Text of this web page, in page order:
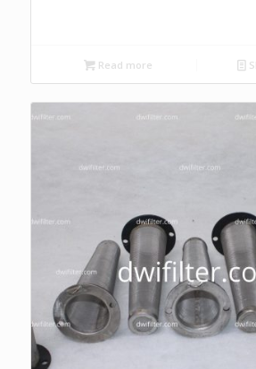
Read more